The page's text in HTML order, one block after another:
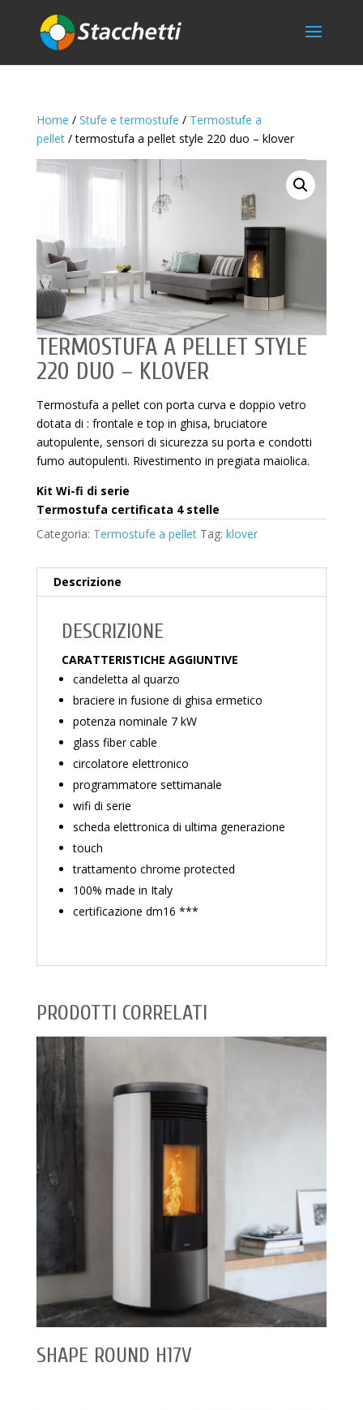
Home / Stufe e termostufe / Termostufe a
pellet/ termostufa a pellet style 220 duo – klover
TERMOSTUFA A PELLET STYLE
220 DUO – KLOVER
Termostufa a pellet con porta curva e doppio vetro
dotata di : frontale e top in ghisa, bruciatore
autopulente, sensori di sicurezza su porta e condotti
fumo autopulenti. Rivestimento in pregiata maiolica.
Kit Wi-fi di serie
Termostufa certificata 4 stelle
Categoria: Termostufe a pellet Tag: klover
Descrizione
DESCRIZIONE
CARATTERISTICHE AGGIUNTIVE
candeletta al quarzo
braciere in fusione di ghisa ermetico
potenza nominale 7 kW
glass fiber cable
circolatore elettronico
programmatore settimanale
wifi di serie
scheda elettronica di ultima generazione
touch
trattamento chrome protected
100% made in Italy
certificazione dm16 ***
PRODOTTI CORRELATI
SHAPE ROUND H17V